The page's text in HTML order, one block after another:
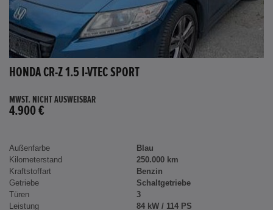
HONDA CR-Z 1.5 I-VTEC SPORT
MWST. NICHT AUSWEISBAR
4.900 €
Außenfarbe
Blau
Kilometerstand
250.000 km
Kraftstoffart
Benzin
Getriebe
Schaltgetriebe
Türen
3
Leistung
84 kW / 114 PS